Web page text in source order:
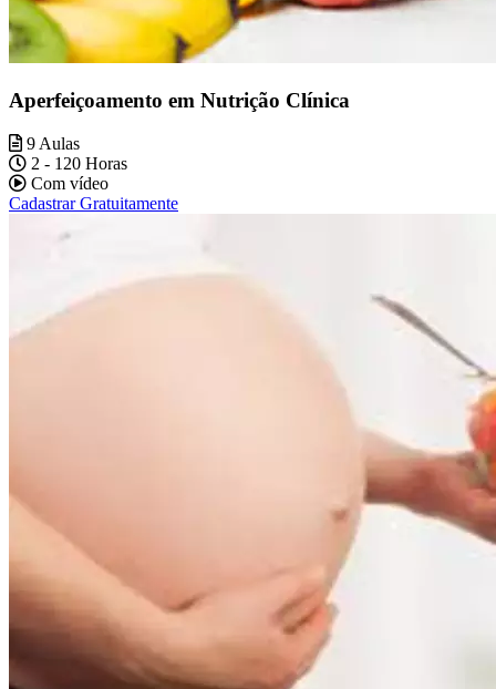
Aperfeiçoamento em Nutrição Clínica
9 Aulas
2 - 120 Horas
Com vídeo
Cadastrar Gratuitamente